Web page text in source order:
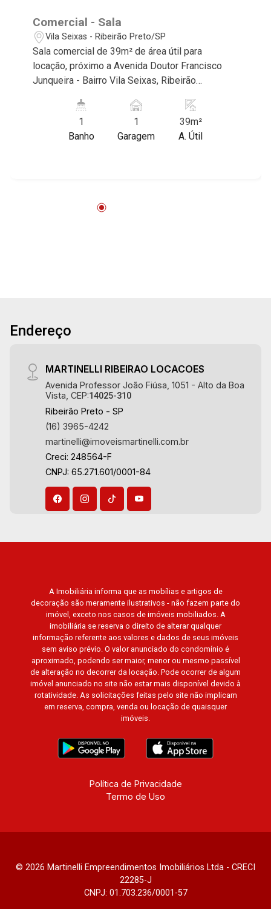
Comercial - Sala
Vila Seixas - Ribeirão Preto/SP
Sala comercial de 39m² de área útil para
locação, próximo a Avenida Doutor Francisco
Junqueira - Bairro Vila Seixas, Ribeirão
imóvel que a Martinelli Imobiliária selecionou
de serviço - Câmeras de segurança - 1 vaga
1
Banho
1
Garagem
39m²
A. Útil
Endereço
MARTINELLI RIBEIRAO LOCACOES
Avenida Professor João Fiúsa, 1051 - Alto da Boa
Vista, CEP:14025-310
Ribeirão Preto - SP
(16) 3965-4242
martinelli@imoveismartinelli.com.br
Creci: 248564-F
CNPJ: 65.271.601/0001-84
A Imobiliária informa que as mobílias e artigos de
decoração são meramente ilustrativos - não fazem parte do
imóvel, exceto nos casos de imóveis mobiliados. A
imobiliária se reserva o direito de alterar qualquer
informação referente aos valores e dados de seus imóveis
sem aviso prévio. O valor anunciado do condomínio é
aproximado, podendo ser maior, menor ou mesmo passível
de alteração no decorrer da locação. Pode ocorrer de algum
imóvel anunciado no site não estar mais disponível devido à
rotatividade. As solicitações feitas pelo site não implicam
em reserva, compra, venda ou locação de quaisquer
imóveis.
Política de Privacidade
Termo de Uso
© 2026 Martinelli Empreendimentos Imobiliários Ltda - CRECI
22285-J
CNPJ: 01.703.236/0001-57